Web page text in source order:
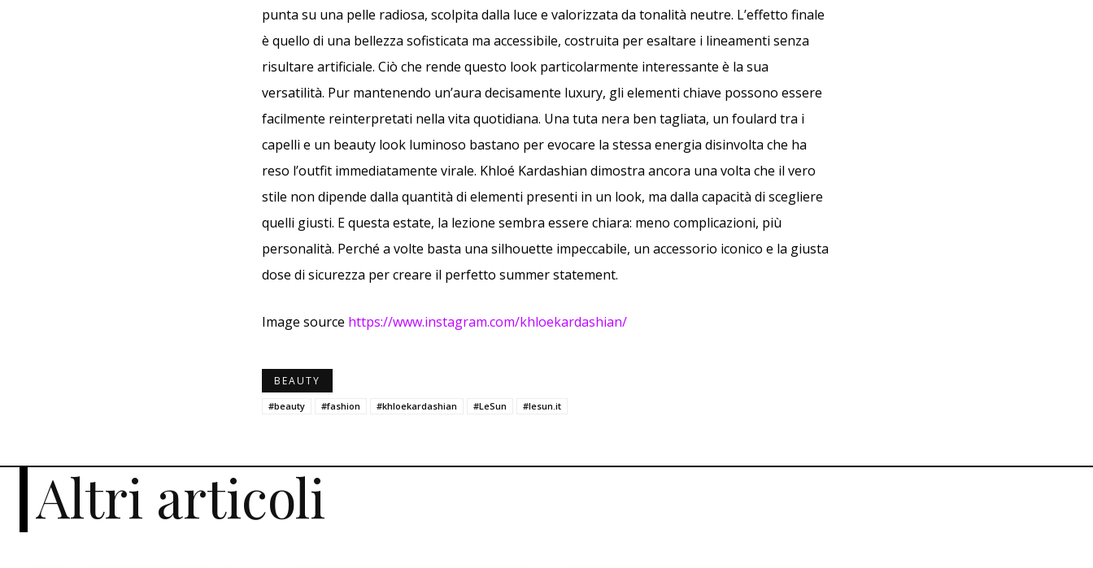
punta su una pelle radiosa, scolpita dalla luce e valorizzata da tonalità neutre. L’effetto finale
è quello di una bellezza sofisticata ma accessibile, costruita per esaltare i lineamenti senza
risultare artificiale. Ciò che rende questo look particolarmente interessante è la sua
versatilità. Pur mantenendo un’aura decisamente luxury, gli elementi chiave possono essere
facilmente reinterpretati nella vita quotidiana. Una tuta nera ben tagliata, un foulard tra i
capelli e un beauty look luminoso bastano per evocare la stessa energia disinvolta che ha
reso l’outfit immediatamente virale. Khloé Kardashian dimostra ancora una volta che il vero
stile non dipende dalla quantità di elementi presenti in un look, ma dalla capacità di scegliere
quelli giusti. E questa estate, la lezione sembra essere chiara: meno complicazioni, più
personalità. Perché a volte basta una silhouette impeccabile, un accessorio iconico e la giusta
dose di sicurezza per creare il perfetto summer statement.
Image source https://www.instagram.com/khloekardashian/
BEAUTY
#beauty #fashion #khloekardashian #LeSun #lesun.it
Altri articoli